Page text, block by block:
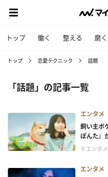
トップ 働く 整える 磨く
トップ 恋愛テクニック 話題
「話題」の記事一覧
エンタメ
飼い主ボ
ぽんた』
＃エンタ
エンタメ